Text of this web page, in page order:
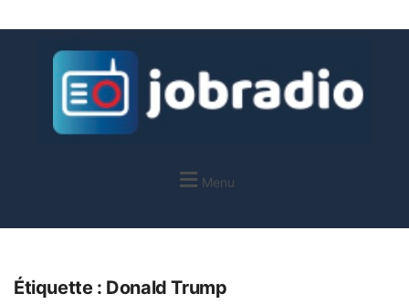
Menu
Étiquette : Donald Trump